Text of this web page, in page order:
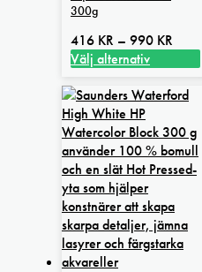
300g
416 KR – 990 KR
416 kr
990 kr
Välj alternativ
här
produkten
har
flera
varianter.
De
olika
alternativen
kan
väljas